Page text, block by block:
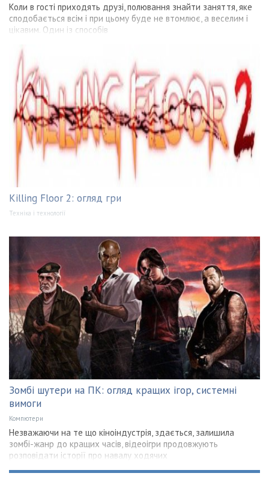
Коли в гості приходять друзі, полювання знайти заняття, яке
сподобається всім і при цьому буде не втомлює, а веселим і
цікавим. Один із способів
Killing Floor 2: огляд гри
Техніка і технології
Зомбі шутери на ПК: огляд кращих ігор, системні
вимоги
Компютери
Незважаючи на те що кіноіндустрія, здається, залишила
зомбі-жанр до кращих часів, відеоігри продовжують
розповідати історії про навалу ходячих